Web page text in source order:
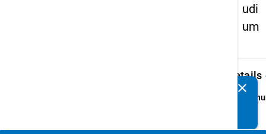
udi
um
Details
info
clear